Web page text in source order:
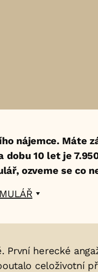
nájemce. Máte
10 let je
ozveme se co
herecké
celoživotní